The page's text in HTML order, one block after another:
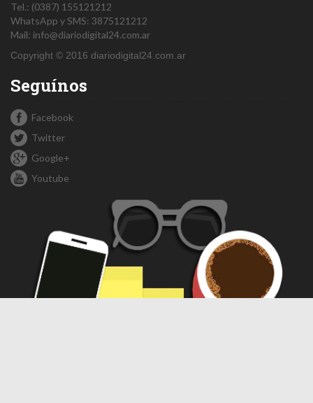
Tel.: (0387) 155121212
WhatsApp y SMS: 3875121212
Mail: info@diariodigital24.com.ar
Copyright © 2016 diariodigital24.com.ar
Seguínos
Facebook
Twitter
Google+
Youtube